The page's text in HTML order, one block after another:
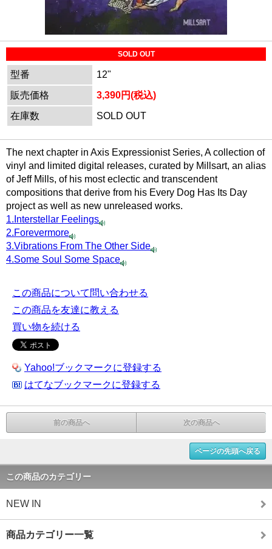
SOLD OUT
型番
12"
販売価格
3,390円(税込)
在庫数
SOLD OUT
The next chapter in Axis Expressionist Series, A collection of
vinyl and limited digital releases, curated by Millsart, an alias
of Jeff Mills, of his most eclectic and transcendent
compositions that derive from his Every Dog Has Its Day
project as well as new unreleased works.
1.Interstellar Feelings
2.Forevermore
3.Vibrations From The Other Side
4.Some Soul Some Space
この商品について問い合わせる
この商品を友達に教える
買い物を続ける
Yahoo!ブックマークに登録する
はてなブックマークに登録する
前の商品へ 次の商品へ
ページの先頭へ戻る
この商品のカテゴリー
NEW IN
商品カテゴリー一覧